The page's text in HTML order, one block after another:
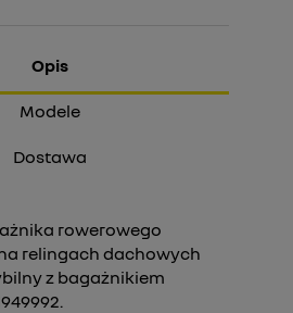
Opis
Modele
Dostawa
rowerowego
relingach dachowych
z bagażnikiem